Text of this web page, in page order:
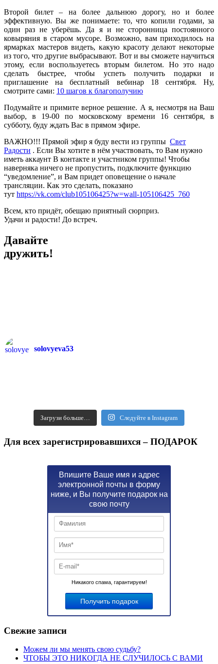
Второй билет – на более дальнюю дорогу, но и более
эффективную. Вы же понимаете: то, что копили годами, за
один раз не уберёшь. Да я и не сторонница постоянного
ковыряния в старом мусоре. Возможно, вам приходилось на
ярмарках мастеров видеть, какую красоту делают некоторые
из того, что другие выбрасывают. Вот и вы сможете научиться
этому, если воспользуетесь вторым билетом. Но это надо
сделать быстрее, чтобы успеть получить подарки и
приглашение на бесплатный вебинар 18 сентября. Ну,
смотрите сами: 10 шагов к благополучию
Подумайте и примите верное решение. А я, несмотря на Ваш
выбор, в 19-00 по московскому времени 16 сентября, в
субботу, буду ждать Вас в прямом эфире.
ВАЖНО!!! Прямой эфир я буду вести из группы Свет
Радости . Если Вы хотите в нём участвовать, то Вам нужно
иметь аккаунт В контакте и участником группы! Чтобы
наверняка ничего не пропустить, подключите функцию
“уведомление”, и Вам придет оповещение о начале
трансляции. Как это сделать, показано
тут https://vk.com/club105106425?w=wall-105106425_760
Всем, кто придёт, обещаю приятный сюрприз.
Удачи и радости! До встреч.
Давайте
дружить!
solovyeva53
Загрузи больше… Следуйте в Instagram
Для всех зарегистрировавшихся – ПОДАРОК
Впишите Ваше имя и адрес
электронной почты в форму
ниже, и Вы получите подарок на
свою почту
Никакого спама, гарантируем!
Свежие записи
Можем ли мы менять свою судьбу?
ЧТОБЫ ЭТО НИКОГДА НЕ СЛУЧИЛОСЬ С ВАМИ